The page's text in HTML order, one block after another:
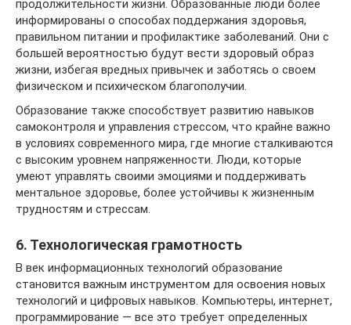
продолжительности жизни. Образованные люди более
информированы о способах поддержания здоровья,
правильном питании и профилактике заболеваний. Они с
большей вероятностью будут вести здоровый образ
жизни, избегая вредных привычек и заботясь о своем
физическом и психическом благополучии.
Образование также способствует развитию навыков
самоконтроля и управления стрессом, что крайне важно
в условиях современного мира, где многие сталкиваются
с высоким уровнем напряженности. Люди, которые
умеют управлять своими эмоциями и поддерживать
ментальное здоровье, более устойчивы к жизненным
трудностям и стрессам.
6. Технологическая грамотность
В век информационных технологий образование
становится важным инструментом для освоения новых
технологий и цифровых навыков. Компьютеры, интернет,
программирование — все это требует определенных